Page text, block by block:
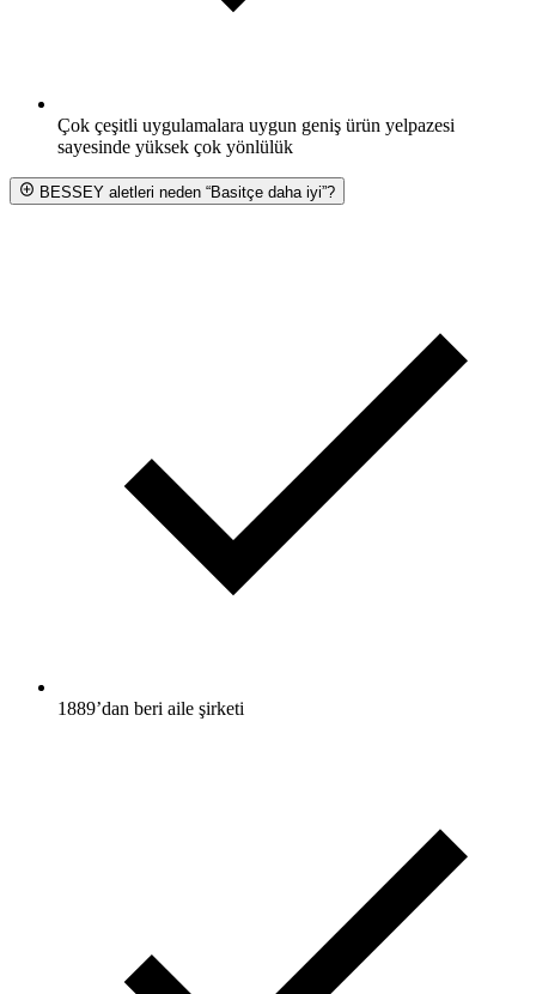
Çok çeşitli uygulamalara uygun geniş ürün yelpazesi
sayesinde yüksek çok yönlülük
BESSEY aletleri neden “Basitçe daha iyi”?
1889’dan beri aile şirketi